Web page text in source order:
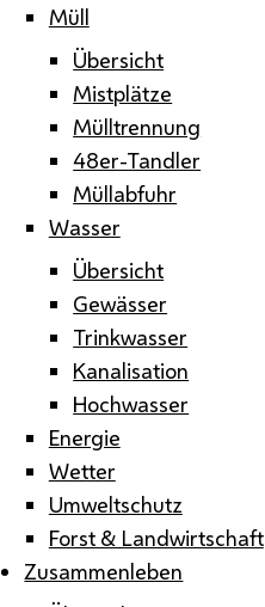
Müll
Übersicht
Mistplätze
Mülltrennung
48er-Tandler
Müllabfuhr
Wasser
Übersicht
Gewässer
Trinkwasser
Kanalisation
Hochwasser
Energie
Wetter
Umweltschutz
Forst & Landwirtschaft
Zusammenleben